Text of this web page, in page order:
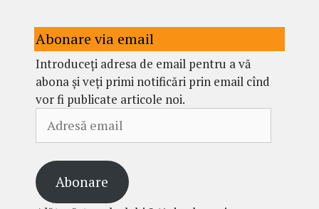
Abonare via email
Introduceți adresa de email pentru a vă
abona și veți primi notificări prin email cînd
vor fi publicate articole noi.
email
Abonare